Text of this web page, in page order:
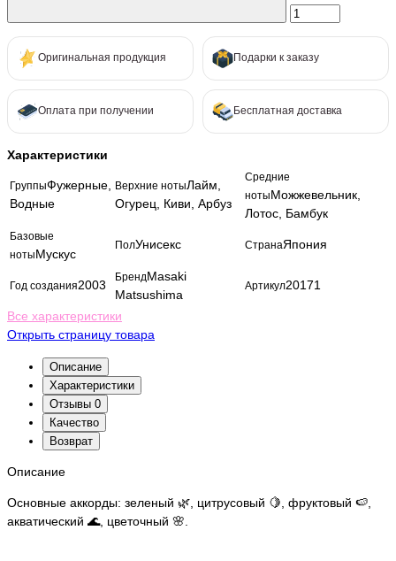
Оригинальная продукция Подарки к заказу
Оплата при получении Бесплатная доставка
Характеристики
ГруппыФужерные,
Водные
Верхние нотыЛайм,
Огурец, Киви, Арбуз
Средние
нотыМожжевельник,
Лотос, Бамбук
Базовые
нотыМускус
ПолУнисекс СтранаЯпония
Год создания2003
БрендMasaki
Matsushima
Артикул20171
Все характеристики
Открыть страницу товара
Описание
Характеристики
Отзывы 0
Качество
Возврат
Описание
Основные аккорды: зеленый 🌿, цитрусовый 🍋, фруктовый 🍉,
акватический 🌊, цветочный 🌸.